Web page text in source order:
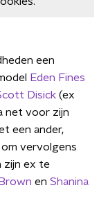
een
Eden Fines
Disick (ex
net voor zijn
een ander,
vervolgens
zijn ex te
en Shanina